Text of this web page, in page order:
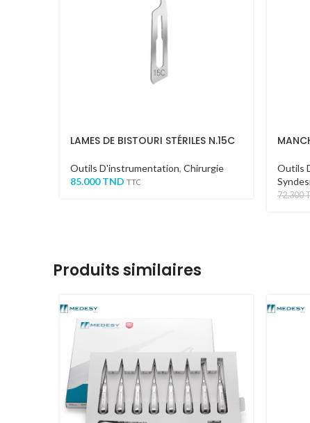
LAMES DE BISTOURI STÉRILES N.15C
Outils D'instrumentation, Chirurgie
85.000TND TTC
Outils
72.300
Produits similaires